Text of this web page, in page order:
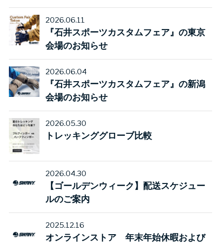
2026.06.11
『石井スポーツカスタムフェア』の東京
会場のお知らせ
2026.06.04
『石井スポーツカスタムフェア』の新潟
会場のお知らせ
2026.05.30
トレッキンググローブ比較
2026.04.30
【ゴールデンウィーク】配送スケジュー
ルのご案内
2025.12.16
オンラインストア 年末年始休暇および